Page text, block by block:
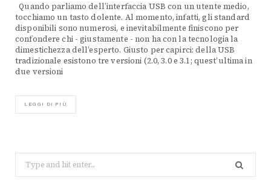
Quando parliamo dell’interfaccia USB con un utente medio,
tocchiamo un tasto dolente. Al momento, infatti, gli standard
disponibili sono numerosi, e inevitabilmente finiscono per
confondere chi - giustamente - non ha con la tecnologia la
dimestichezza dell’esperto. Giusto per capirci: della USB
tradizionale esistono tre versioni (2.0, 3.0 e 3.1; quest’ultima in
due versioni
LEGGI DI PIÙ
Search
for: